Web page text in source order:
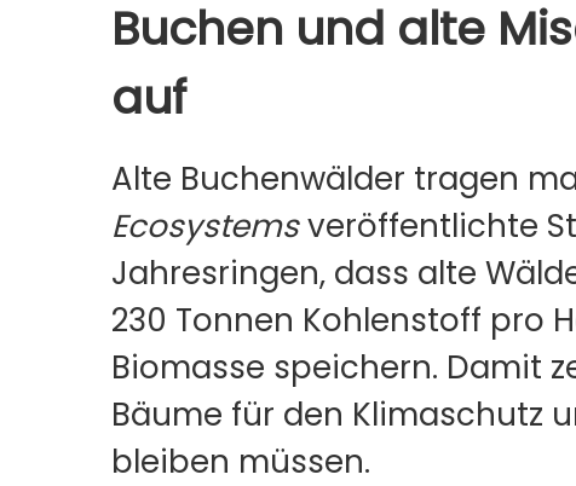
Buchen und alte
auf
Alte Buchenwälder tragen
Ecosystemsveröffentlichte
Jahresringen, dass alte
230 Tonnen Kohlenstoff pro
Biomasse speichern. Damit
Bäume für den Klimaschutz
bleiben müssen.